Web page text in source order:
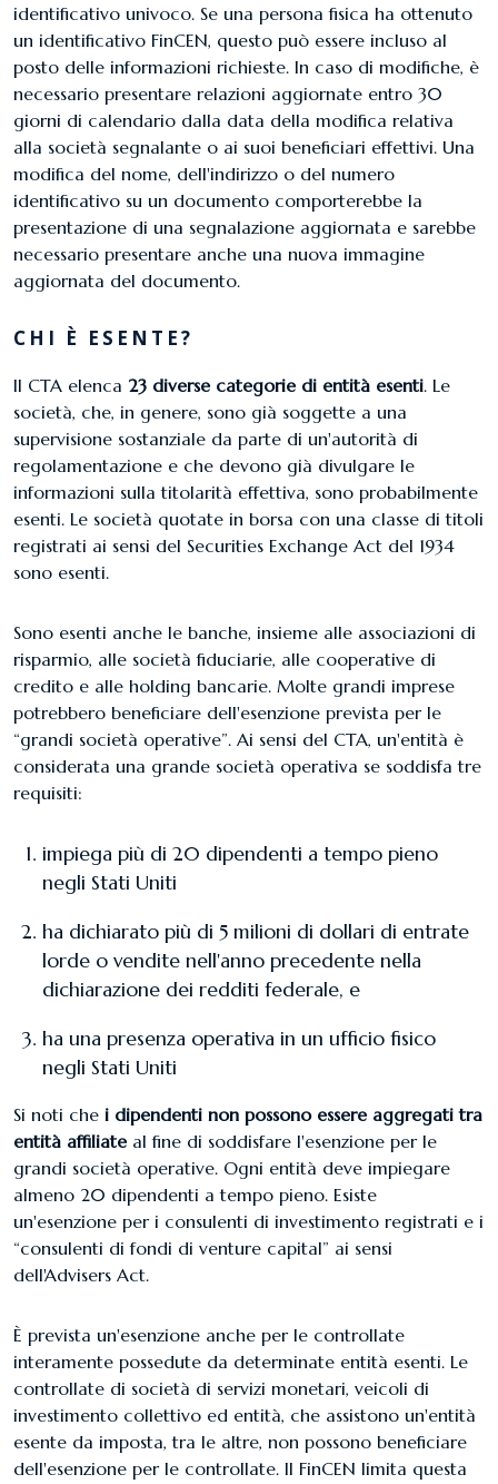
identificativo univoco. Se una persona fisica ha ottenuto
un identificativo FinCEN, questo può essere incluso al
posto delle informazioni richieste. In caso di modifiche, è
necessario presentare relazioni aggiornate entro 30
giorni di calendario dalla data della modifica relativa
alla società segnalante o ai suoi beneficiari effettivi. Una
modifica del nome, dell'indirizzo o del numero
identificativo su un documento comporterebbe la
presentazione di una segnalazione aggiornata e sarebbe
necessario presentare anche una nuova immagine
aggiornata del documento.
CHI È ESENTE?
Il CTA elenca 23 diverse categorie di entità esenti. Le
società, che, in genere, sono già soggette a una
supervisione sostanziale da parte di un'autorità di
regolamentazione e che devono già divulgare le
informazioni sulla titolarità effettiva, sono probabilmente
esenti. Le società quotate in borsa con una classe di titoli
registrati ai sensi del Securities Exchange Act del 1934
sono esenti.
Sono esenti anche le banche, insieme alle associazioni di
risparmio, alle società fiduciarie, alle cooperative di
credito e alle holding bancarie. Molte grandi imprese
potrebbero beneficiare dell'esenzione prevista per le
“grandi società operative”. Ai sensi del CTA, un'entità è
considerata una grande società operativa se soddisfa tre
requisiti:
​impiega più di 20 dipendenti a tempo pieno
negli Stati Uniti
ha dichiarato più di 5 milioni di dollari di entrate
lorde o vendite nell'anno precedente nella
dichiarazione dei redditi federale, e
ha una presenza operativa in un ufficio fisico
negli Stati Uniti
Si noti che i dipendenti non possono essere aggregati tra
entità affiliateal fine di soddisfare l'esenzione per le
grandi società operative. Ogni entità deve impiegare
almeno 20 dipendenti a tempo pieno. Esiste
un'esenzione per i consulenti di investimento registrati e i
“consulenti di fondi di venture capital” ai sensi
dell'Advisers Act.
È prevista un'esenzione anche per le controllate
interamente possedute da determinate entità esenti. Le
controllate di società di servizi monetari, veicoli di
investimento collettivo ed entità, che assistono un'entità
esente da imposta, tra le altre, non possono beneficiare
dell'esenzione per le controllate. Il FinCEN limita questa